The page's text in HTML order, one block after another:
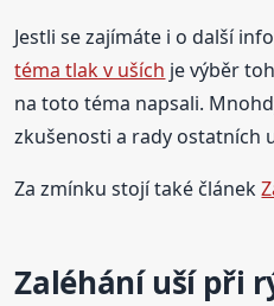
Jestli se zajímáte i o další
téma tlak v uších je výběr
na toto téma napsali.
zkušenosti a rady ostatních
Za zmínku stojí také článek
Zaléhání uší při